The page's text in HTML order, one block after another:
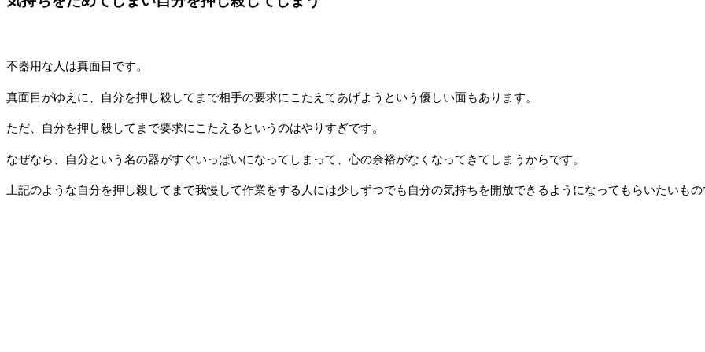
不器用な人は真面目です。
真面目がゆえに、自分を押し殺してまで相手の要求にこたえてあげようという優しい面もあります。
ただ、自分を押し殺してまで要求にこたえるというのはやりすぎです。
なぜなら、自分という名の器がすぐいっぱいになってしまって、心の余裕がなくなってきてしまうからです。
上記のような自分を押し殺してまで我慢して作業をする人には少しずつでも自分の気持ちを開放できるようになってもらいたいも